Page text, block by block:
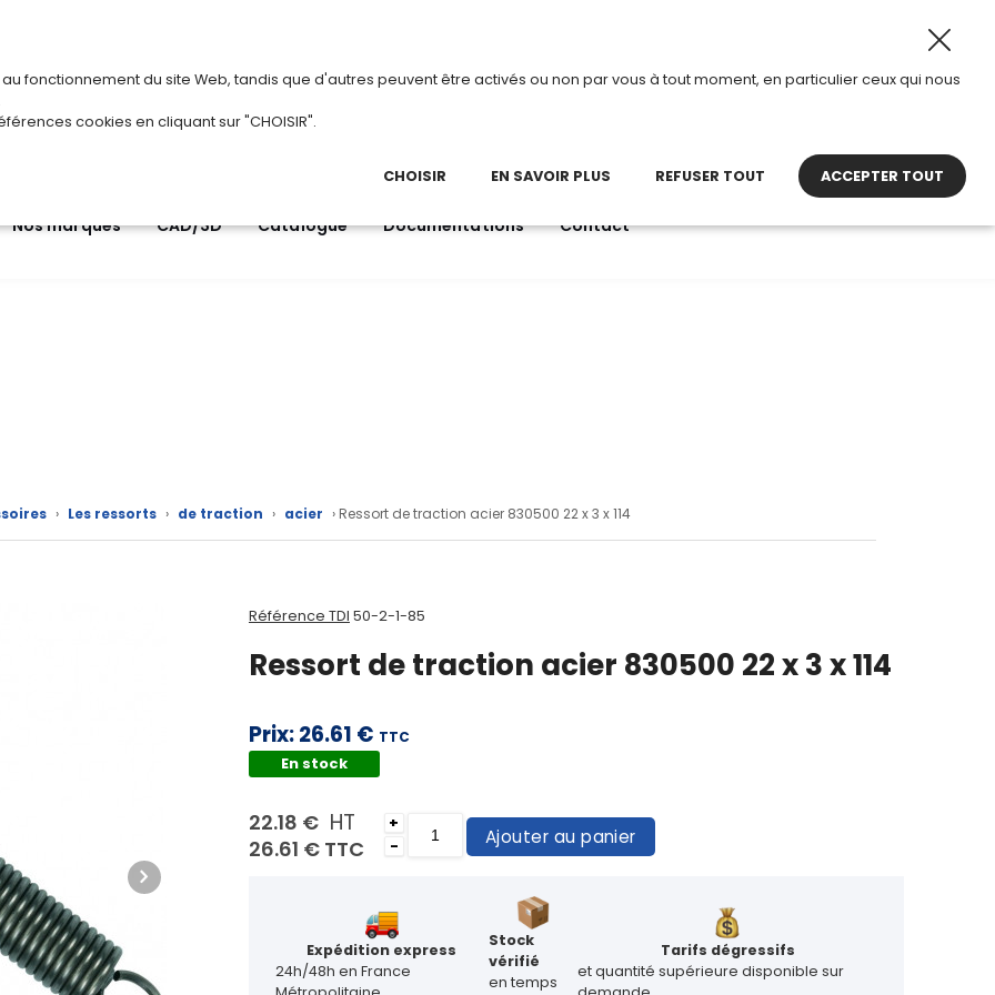
Du 3 au 28 août 2026, TDI passe en mode été. • Horaires d’ouverture :
Nos marques CAD/3D Catalogue Documentations Contact
› Les ressorts › de traction › acier › Ressort de traction acier 830500 22 x 3 x 114
Référence TDI 50-2-1-85
Ressort de traction acier 830500 22 x 3 x 114
Prix:26.61 € TTC
En stock
22.18 € HT
26.61 € TTC
+
-
Ajouter au panier
Expédition express
24h/48h en France
Stock
vérifié
en temps
Tarifs dégressifs
et quantité supérieure disponible sur
fonctionnement du site Web, tandis que d'autres peuvent être activés ou non par vous à tout moment, en particulier ceux qui nous
cookies en cliquant sur "CHOISIR".
CHOISIR EN SAVOIR PLUS REFUSER TOUT ACCEPTER TOUT